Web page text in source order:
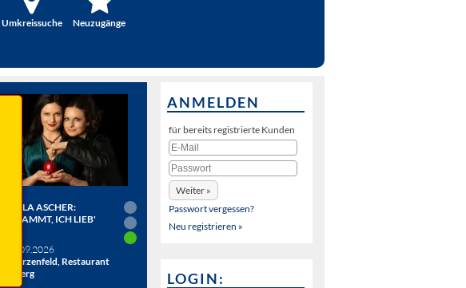
Umkreissuche Neuzugänge
ANGELA ASCHER:
VERDAMMT, ICH LIEB'
Sa 19.09.2026
Schwarzenfeld, Restaurant
Miesberg
ANMELDEN
für bereits registrierte Kunden
Passwort vergessen?
Neu registrieren »
LOGIN: